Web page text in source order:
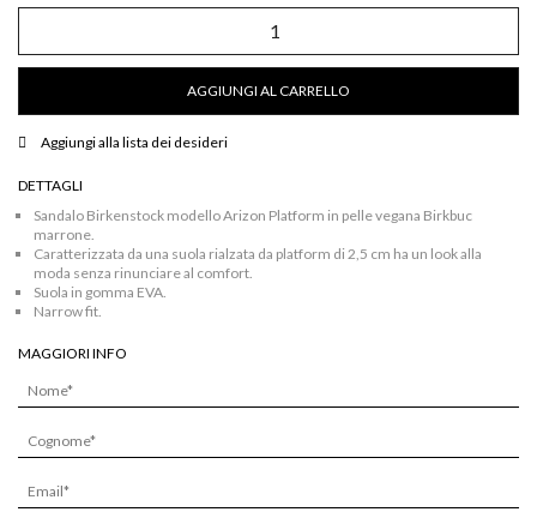
Platform
in
vegana
marrone
AGGIUNGI AL CARRELLO
Aggiungi alla lista dei desideri
DETTAGLI
Sandalo Birkenstock modello Arizon Platform in pelle vegana Birkbuc
marrone.
Caratterizzata da una suola rialzata da platform di 2,5 cm ha un look alla
moda senza rinunciare al comfort.
Suola in gomma EVA.
Narrow fit.
MAGGIORI INFO